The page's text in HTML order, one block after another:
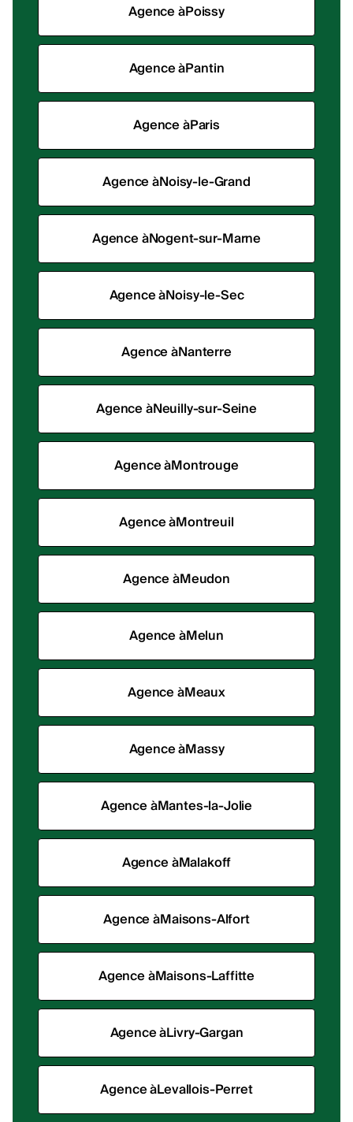
Agence àPoissy
Agence àPantin
Agence àParis
Agence àNoisy-le-Grand
Agence àNogent-sur-Marne
Agence àNoisy-le-Sec
Agence àNanterre
Agence àNeuilly-sur-Seine
Agence àMontrouge
Agence àMontreuil
Agence àMeudon
Agence àMelun
Agence àMeaux
Agence àMassy
Agence àMantes-la-Jolie
Agence àMalakoff
Agence àMaisons-Alfort
Agence àMaisons-Laffitte
Agence àLivry-Gargan
Agence àLevallois-Perret